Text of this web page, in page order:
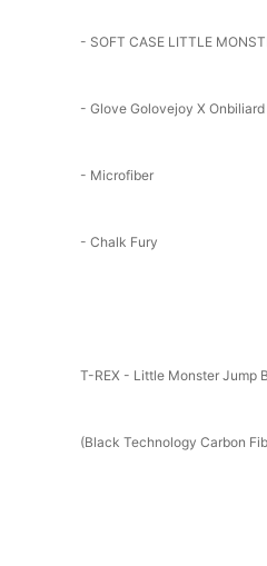
- SOFT CASE LITTLE
- Glove Golovejoy X Onbiliard
- Microfiber
- Chalk Fury
T-REX - Little Monster Jump
(Black Technology Carbon